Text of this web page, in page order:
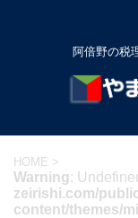
阿倍野の税
HOME >
Warning:
zeirishi.com/
content/themes/